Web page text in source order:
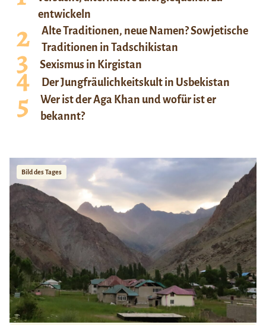
entwickeln
Alte Traditionen, neue Namen? Sowjetische
Traditionen in Tadschikistan
Sexismus in Kirgistan
Der Jungfräulichkeitskult in Usbekistan
Wer ist der Aga Khan und wofür ist er
bekannt?
Bild des Tages